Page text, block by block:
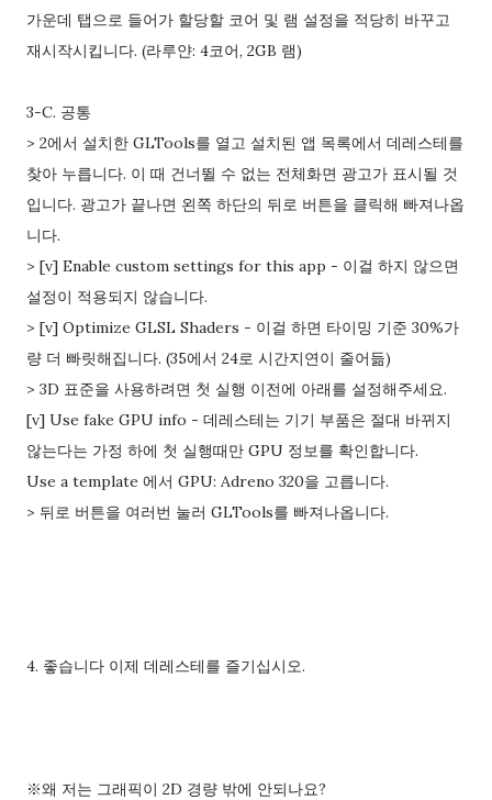
가운데 탭으로 들어가 할당할 코어 및 램 설정을 적당히 바꾸고
재시작시킵니다. (라루얀: 4코어, 2GB 램)
3-C. 공통
> 2에서 설치한 GLTools를 열고 설치된 앱 목록에서 데레스테를
찾아 누릅니다. 이 때 건너뛸 수 없는 전체화면 광고가 표시될 것
입니다. 광고가 끝나면 왼쪽 하단의 뒤로 버튼을 클릭해 빠져나옵
니다.
> [v] Enable custom settings for this app - 이걸 하지 않으면
설정이 적용되지 않습니다.
> [v] Optimize GLSL Shaders - 이걸 하면 타이밍 기준 30%가
량 더 빠릿해집니다. (35에서 24로 시간지연이 줄어듦)
> 3D 표준을 사용하려면 첫 실행 이전에 아래를 설정해주세요.
[v] Use fake GPU info - 데레스테는 기기 부품은 절대 바뀌지
않는다는 가정 하에 첫 실행때만 GPU 정보를 확인합니다.
Use a template 에서 GPU: Adreno 320을 고릅니다.
> 뒤로 버튼을 여러번 눌러 GLTools를 빠져나옵니다.
4. 좋습니다 이제 데레스테를 즐기십시오.
※왜 저는 그래픽이 2D 경량 밖에 안되나요?